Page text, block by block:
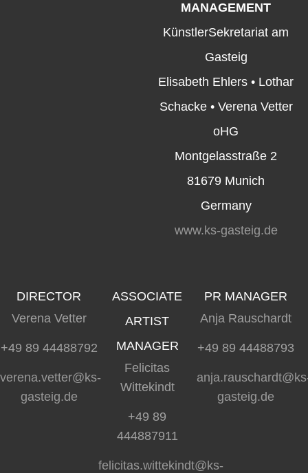
MANAGEMENT
KünstlerSekretariat am
Gasteig
Elisabeth Ehlers • Lothar
Schacke • Verena Vetter
oHG
Montgelasstraße 2
81679 Munich
Germany
www.ks-gasteig.de
DIRECTOR
Verena Vetter
+49 89 44488792
verena.vetter@ks-
gasteig.de
ASSOCIATE
ARTIST
MANAGER
Felicitas
Wittekindt
+49 89
444887911
felicitas.wittekindt@ks-
PR MANAGER
Anja Rauschardt
+49 89 44488793
gasteig.de